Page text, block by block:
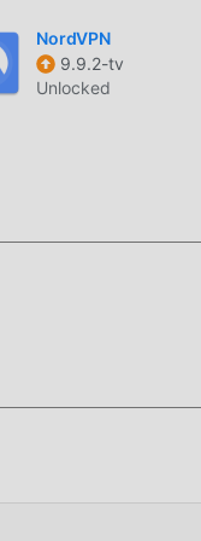
NordVPN
9.9.2-tv
Unlocked